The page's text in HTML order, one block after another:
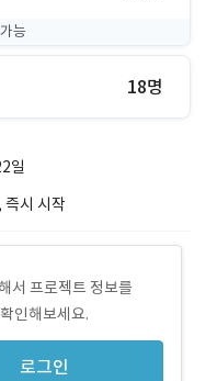
능
18명
일
즉시 시작
서 프로젝트 정보를
확인해보세요.
로그인